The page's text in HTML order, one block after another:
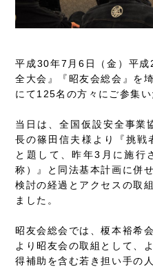
平成30年7月6日（金）平
全大会』『昭友会総会』を
にて125名の方々にご参集い
当日は、全国仮設安全事業
長の篠田信夫様より『挑戦
と題して、昨年3月に施行
称）』と同法基本計画に併
検討の経過とアクセスの取
ました。
昭友会総会では、榎本裕希
より昭友会の取組として、
得補助を含む若き担い手の